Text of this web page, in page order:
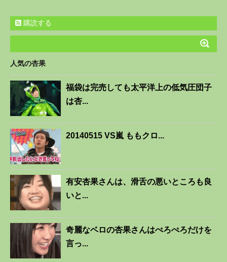
購読する
人気の杏果
福袋は完売しても太平洋上の低気圧団子
は杏...
20140515 VS嵐 ももクロ...
有安杏果さんは、滑舌の悪いところも良
いと...
奇麗なベロの杏果さんはぺろぺろだけを
言っ...